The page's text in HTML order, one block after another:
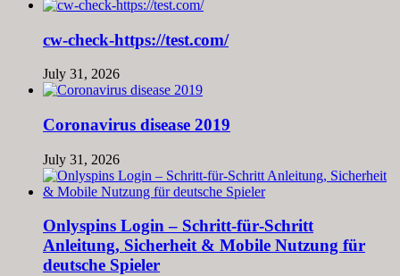
cw-check-https://test.com/
July 31, 2026
Coronavirus disease 2019
July 31, 2026
Onlyspins Login – Schritt‑für‑Schritt
Anleitung, Sicherheit & Mobile Nutzung für
deutsche Spieler